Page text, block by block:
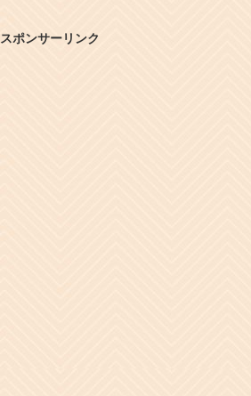
スポンサーリンク